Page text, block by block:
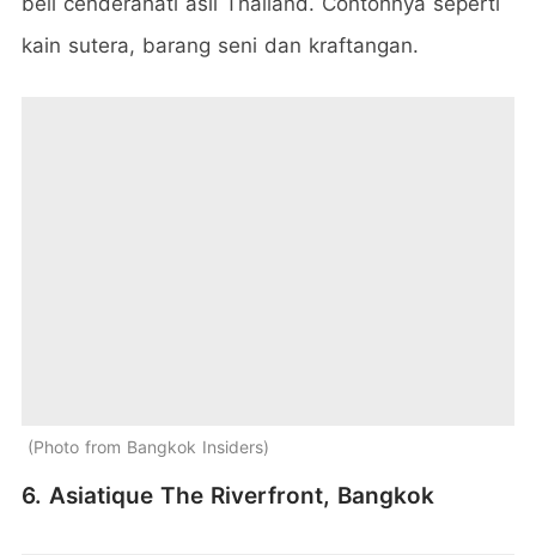
kain sutera, barang seni dan kraftangan.
Photo from Bangkok Insiders
6. Asiatique The Riverfront, Bangkok